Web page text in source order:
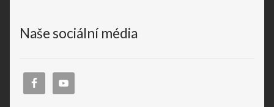
Naše sociální média